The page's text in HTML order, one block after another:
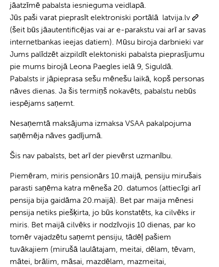
jāatzīmē pabalsta iesnieguma veidlapā.
Jūs paši varat pieprasīt elektroniski portālā latvija.lv
(šeit būs jāautentificējas vai ar e-parakstu vai arī ar savas
internetbankas ieejas datiem). Mūsu biroja darbnieki var
Jums palīdzēt aizpildīt elektoniski pabalsta pieprasījumu
pie mums birojā Leona Paegles ielā 9, Siguldā.
Pabalsts ir jāpieprasa sešu mēnešu laikā, kopš personas
nāves dienas. Ja šis termiņš nokavēts, pabalstu nebūs
iespējams saņemt.
Nesaņemtā maksājuma izmaksa VSAA pakalpojuma
saņēmēja nāves gadījumā.
Šis nav pabalsts, bet arī der pievērst uzmanību.
Piemēram, miris pensionārs 10.maijā, pensiju mirušais
parasti saņēma katra mēneša 20. datumos (attiecīgi arī
pensija bija gaidāma 20.maijā). Bet par maija mēnesi
pensija netiks piešķirta, jo būs konstatēts, ka cilvēks ir
miris. Bet maijā cilvēks ir nodzīvojis 10 dienas, par ko
tomēr vajadzētu saņemt pensiju, tādēļ pašiem
tuvākajiem (mirušā laulātajam, meitai, dēlam, tēvam,
mātei, brālim, māsai, mazdēlam, mazmeitai,